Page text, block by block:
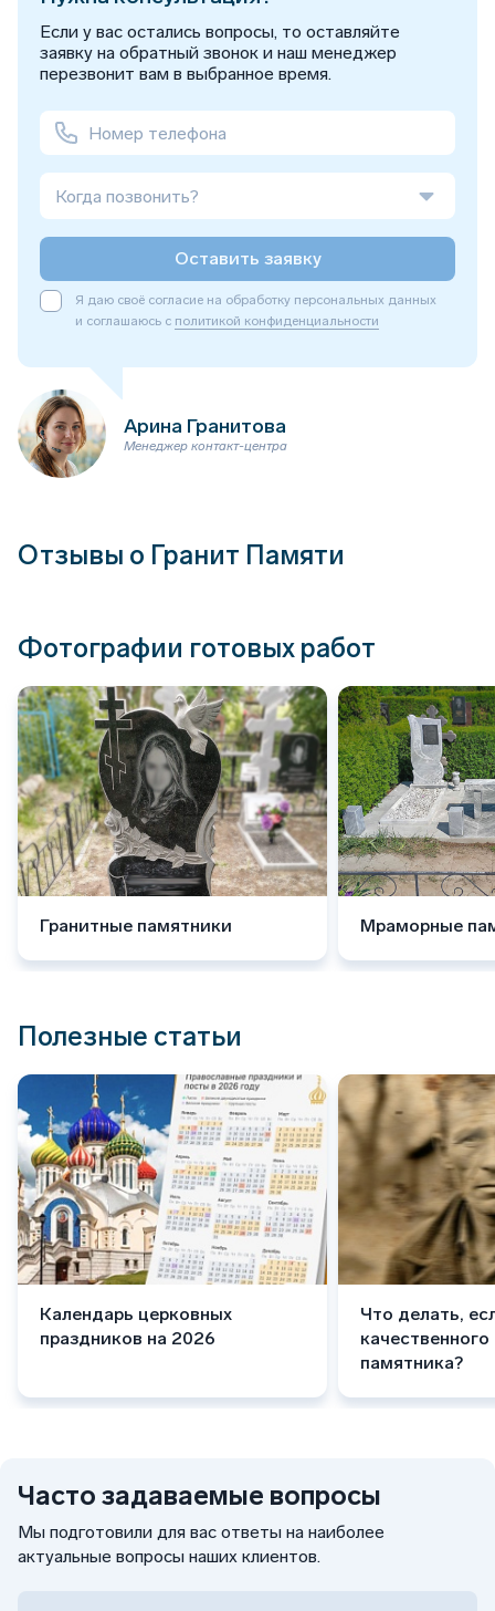
Если у вас остались вопросы, то оставляйте
заявку на обратный звонок и наш менеджер
перезвонит вам в выбранное время.
Когда позвонить?
Оставить заявку
Я даю своё согласие на обработку персональных данных
и соглашаюсь с политикой конфиденциальности
Арина Гранитова
Менеджер контакт-центра
Отзывы о Гранит Памяти
Фотографии готовых работ
Гранитные памятники Мраморные
Полезные статьи
Календарь церковных
праздников на 2026
Что делать,
памятника?
Часто задаваемые вопросы
Мы подготовили для вас ответы на наиболее
актуальные вопросы наших клиентов.